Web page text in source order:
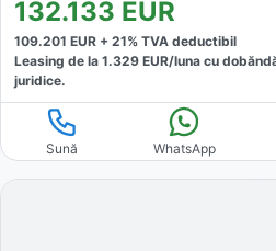
132.133 EUR
109.201 EUR + 21% TVA deductibil
Leasing de la 1.329 EUR/luna cu
juridice.
Sună WhatsApp